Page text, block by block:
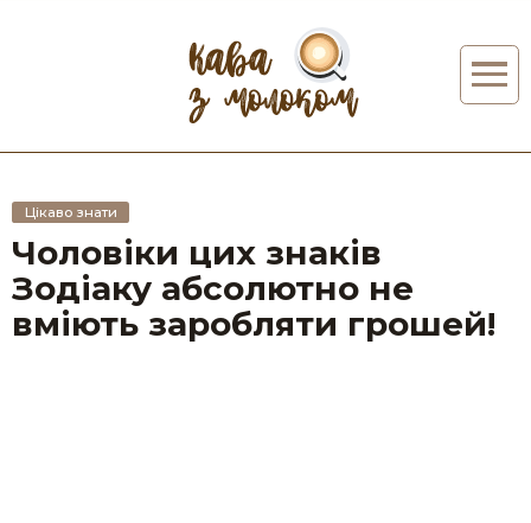
Цікаво знати
Чоловіки цих знаків
Зодіаку абсолютно не
вміють заробляти грошей!